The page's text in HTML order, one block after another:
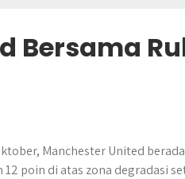
Bersama
Manchester United
poin di atas zona degradasi